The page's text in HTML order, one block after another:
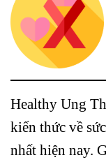
Healthy Ung
kiến thức về
nhất hiện nay.